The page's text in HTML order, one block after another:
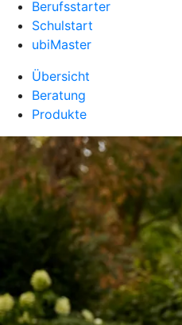
Berufsstarter
Schulstart
ubiMaster
Übersicht
Beratung
Produkte